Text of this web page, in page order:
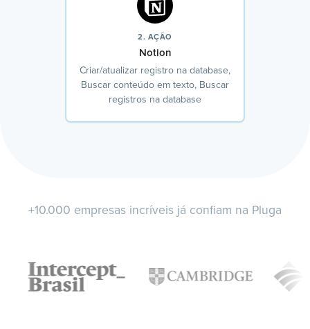
2. AÇÃO
Notion
Criar/atualizar registro na database,
Buscar conteúdo em texto, Buscar
registros na database
+10.000 empresas incríveis já confiam na Pluga